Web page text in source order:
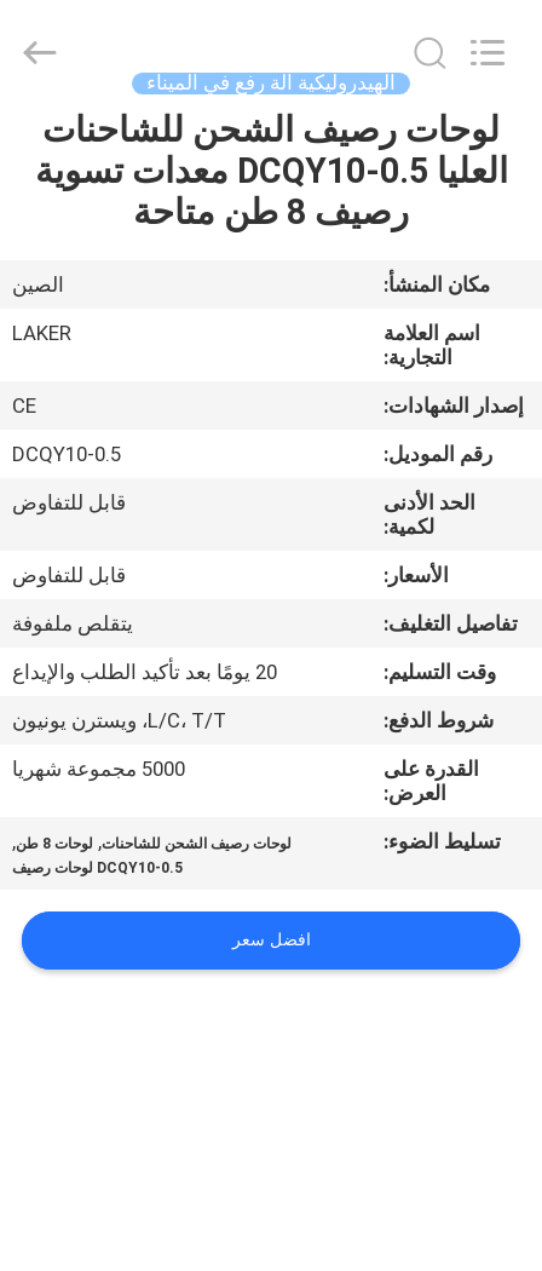
منزل
حول
جولة
المعمل
الجودة
اتصل
الموقع
AUTOPARTS
CO.,LIMITED.
الهيدروليكية آلة رفع في الميناء
لوحات رصيف الشحن للشاحنات
العليا DCQY10-0.5 معدات تسوية
رصيف 8 طن متاحة
مكان المنشأ:
الصين
اسم العلامة
التجارية:
LAKER
إصدار الشهادات:
CE
رقم الموديل:
DCQY10-0.5
الحد الأدنى
لكمية:
قابل للتفاوض
الأسعار:
قابل للتفاوض
تفاصيل التغليف:
يتقلص ملفوفة
وقت التسليم:
20 يومًا بعد تأكيد الطلب والإيداع
شروط الدفع:
L/C، T/T، ويسترن يونيون
القدرة على
العرض:
5000 مجموعة شهريا
تسليط الضوء: لوحات رصيف الشحن للشاحنات, لوحات 8 طن ,
DCQY10-0.5 لوحات رصيف
افضل سعر